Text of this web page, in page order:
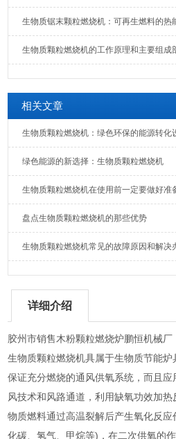
生物质锯末颗粒燃烧机：可再生燃料的热
生物质颗粒燃烧机的工作原理和主要组成
相关文章
生物质颗粒燃烧机：绿色环保的能源转化
绿色能源的新选择：生物质颗粒燃烧机
生物质颗粒燃烧机在使用前一定要做好准
盘点生物质颗粒燃烧机的那些优势
生物质颗粒燃烧机常见的故障原因和解决
详细介绍
胶州市销售木粉颗粒燃烧炉鹏恒机械厂
生物质颗粒燃烧机具属于生物质节能
保证充分燃烧的通风供氧系统，而且
风技术和风路通道，利用缺氧功效加
物质燃料通过高温裂解后产生氧化反
化碳、氢气、甲烷等)，在二次供氧的